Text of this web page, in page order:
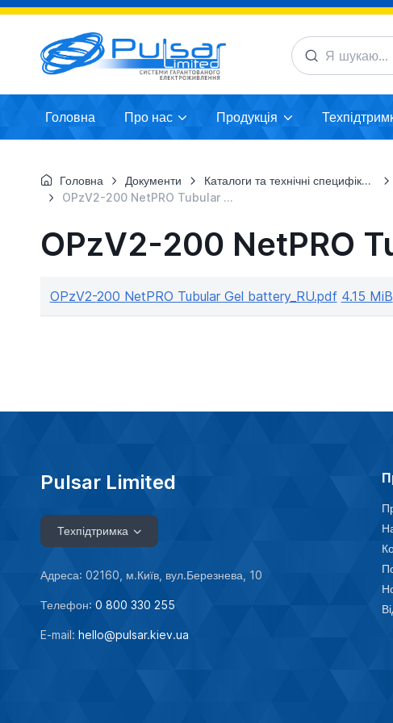
Головна Про нас Продукція
Головна Документи Каталоги та технічні специфікації
OPzV2-200 NetPRO Tubular Gel battery_RU
OPzV2-200 NetPRO
OPzV2-200 NetPRO Tubular Gel battery_RU.pdf 4.15 MiB
Pulsar Limited
Техпідтримка
Адреса: 02160, м.Київ, вул.Березнева, 10
Телефон: 0 800 330 255
E-mail: hello@pulsar.kiev.ua